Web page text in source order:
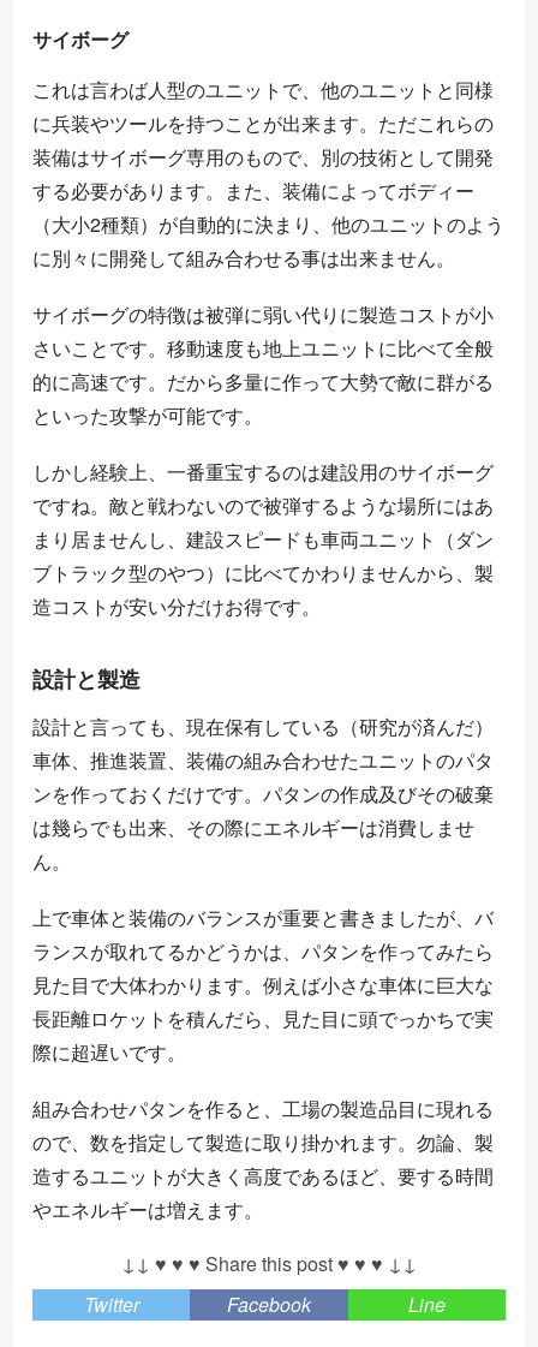
サイボーグ
これは言わば人型のユニットで、他のユニットと同様
に兵装やツールを持つことが出来ます。ただこれらの
装備はサイボーグ専用のもので、別の技術として開発
する必要があります。また、装備によってボディー
（大小2種類）が自動的に決まり、他のユニットのよう
に別々に開発して組み合わせる事は出来ません。
サイボーグの特徴は被弾に弱い代りに製造コストが小
さいことです。移動速度も地上ユニットに比べて全般
的に高速です。だから多量に作って大勢で敵に群がる
といった攻撃が可能です。
しかし経験上、一番重宝するのは建設用のサイボーグ
ですね。敵と戦わないので被弾するような場所にはあ
まり居ませんし、建設スピードも車両ユニット（ダン
ブトラック型のやつ）に比べてかわりませんから、製
造コストが安い分だけお得です。
設計と製造
設計と言っても、現在保有している（研究が済んだ）
車体、推進装置、装備の組み合わせたユニットのパタ
ンを作っておくだけです。パタンの作成及びその破棄
は幾らでも出来、その際にエネルギーは消費しませ
ん。
上で車体と装備のバランスが重要と書きましたが、バ
ランスが取れてるかどうかは、パタンを作ってみたら
見た目で大体わかります。例えば小さな車体に巨大な
長距離ロケットを積んだら、見た目に頭でっかちで実
際に超遅いです。
組み合わせパタンを作ると、工場の製造品目に現れる
ので、数を指定して製造に取り掛かれます。勿論、製
造するユニットが大きく高度であるほど、要する時間
やエネルギーは増えます。
↓↓ ♥ ♥ ♥ Share this post ♥ ♥ ♥ ↓↓
Twitter
Facebook Line